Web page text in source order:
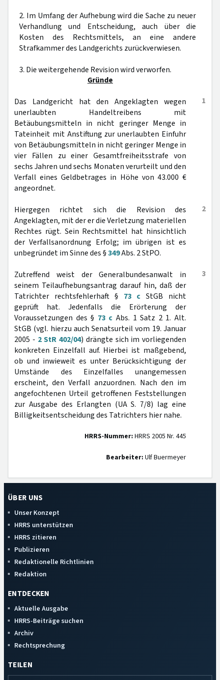
2. Im Umfang der Aufhebung wird die Sache zu neuer
Verhandlung und Entscheidung, auch über die
Kosten des Rechtsmittels, an eine andere
Strafkammer des Landgerichts zurückverwiesen.
3. Die weitergehende Revision wird verworfen.
Gründe
1
Das Landgericht hat den Angeklagten wegen
unerlaubten Handeltreibens mit
Betäubungsmitteln in nicht geringer Menge in
Tateinheit mit Anstiftung zur unerlaubten Einfuhr
von Betäubungsmitteln in nicht geringer Menge in
vier Fällen zu einer Gesamtfreiheitsstrafe von
sechs Jahren und sechs Monaten verurteilt und den
Verfall eines Geldbetrages in Höhe von 43.000 €
angeordnet.
2
Hiergegen richtet sich die Revision des
Angeklagten, mit der er die Verletzung materiellen
Rechtes rügt. Sein Rechtsmittel hat hinsichtlich
der Verfallsanordnung Erfolg; im übrigen ist es
unbegründet im Sinne des §349Abs. 2 StPO.
3
Zutreffend weist der Generalbundesanwalt in
seinem Teilaufhebungsantrag darauf hin, daß der
Tatrichter rechtsfehlerhaft § 73 c StGB nicht
geprüft hat. Jedenfalls die Erörterung der
Voraussetzungen des § 73 c Abs. 1 Satz 2 1. Alt.
StGB (vgl. hierzu auch Senatsurteil vom 19. Januar
2005 - 2 StR 402/04) drängte sich im vorliegenden
konkreten Einzelfall auf. Hierbei ist maßgebend,
ob und inwieweit es unter Berücksichtigung der
Umstände des Einzelfalles unangemessen
erscheint, den Verfall anzuordnen. Nach den im
angefochtenen Urteil getroffenen Feststellungen
zur Ausgabe des Erlangten (UA S. 7/8) lag eine
Billigkeitsentscheidung des Tatrichters hier nahe.
HRRS-Nummer: HRRS 2005 Nr. 445
Bearbeiter: Ulf Buermeyer
ÜBER UNS
Unser Konzept
HRRS unterstützen
HRRS zitieren
Publizieren
Redaktionelle Richtlinien
Redaktion
ENTDECKEN
Aktuelle Ausgabe
HRRS-Beiträge suchen
Archiv
Rechtsprechung
TEILEN